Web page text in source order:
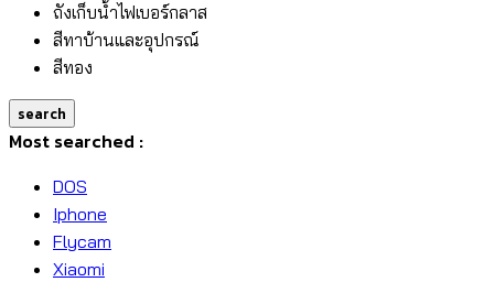
ถังเก็บน้ำไฟเบอร์กลาส
สีทาบ้านและอุปกรณ์
สีทอง
search
Most searched :
DOS
Iphone
Flycam
Xiaomi